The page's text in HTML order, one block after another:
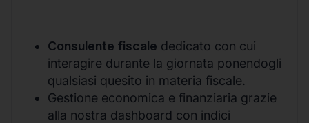
Consulente fiscale dedicato con cui
interagire durante la giornata ponendogli
qualsiasi quesito in materia fiscale.
Gestione economica e finanziaria grazie
alla nostra dashboard con indici